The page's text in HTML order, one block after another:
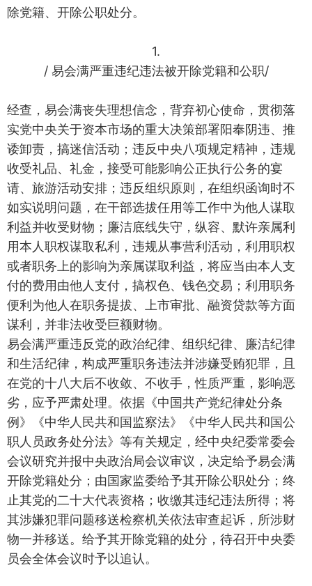
除党籍、开除公职处分。
1.
/ 易会满严重违纪违法被开除党籍和公职/
经查，易会满丧失理想信念，背弃初心使命，贯彻落
实党中央关于资本市场的重大决策部署阳奉阴违、推
诿卸责，搞迷信活动；违反中央八项规定精神，违规
收受礼品、礼金，接受可能影响公正执行公务的宴
请、旅游活动安排；违反组织原则，在组织函询时不
如实说明问题，在干部选拔任用等工作中为他人谋取
利益并收受财物；廉洁底线失守，纵容、默许亲属利
用本人职权谋取私利，违规从事营利活动，利用职权
或者职务上的影响为亲属谋取利益，将应当由本人支
付的费用由他人支付，搞权色、钱色交易；利用职务
便利为他人在职务提拔、上市审批、融资贷款等方面
谋利，并非法收受巨额财物。
易会满严重违反党的政治纪律、组织纪律、廉洁纪律
和生活纪律，构成严重职务违法并涉嫌受贿犯罪，且
在党的十八大后不收敛、不收手，性质严重，影响恶
劣，应予严肃处理。依据《中国共产党纪律处分条
例》《中华人民共和国监察法》《中华人民共和国公
职人员政务处分法》等有关规定，经中央纪委常委会
会议研究并报中央政治局会议审议，决定给予易会满
开除党籍处分；由国家监委给予其开除公职处分；终
止其党的二十大代表资格；收缴其违纪违法所得；将
其涉嫌犯罪问题移送检察机关依法审查起诉，所涉财
物一并移送。给予其开除党籍的处分，待召开中央委
员会全体会议时予以追认。